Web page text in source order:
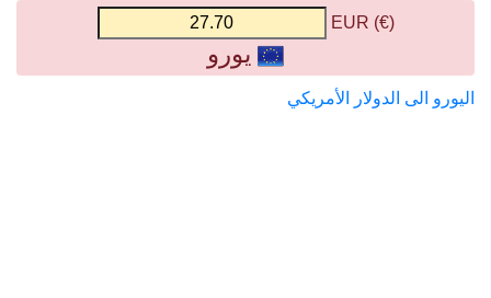
(€) EUR
يورو
اليورو الى الدولار الأمريكي